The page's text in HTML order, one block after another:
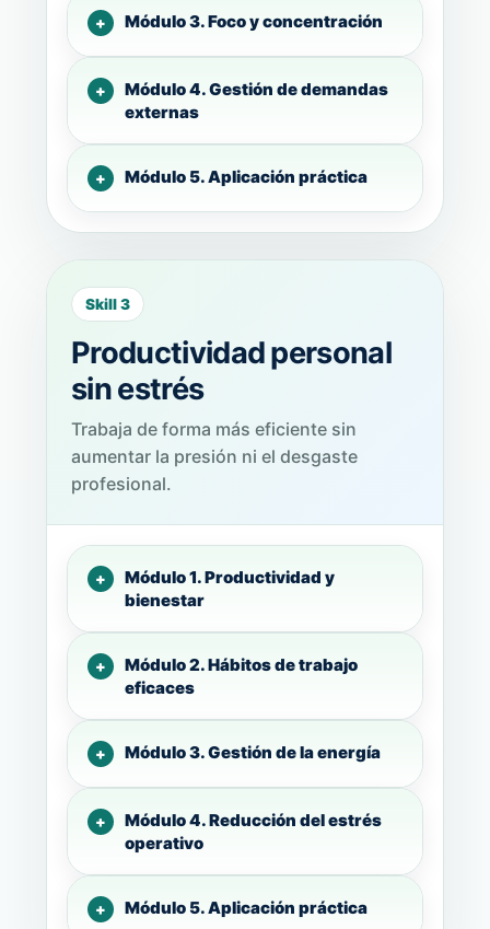
Módulo 3. Foco y concentración
Módulo 4. Gestión de demandas
externas
Módulo 5. Aplicación práctica
Skill 3
Productividad personal
sin estrés
Trabaja de forma más eficiente sin
aumentar la presión ni el desgaste
profesional.
Módulo 1. Productividad y
bienestar
Módulo 2. Hábitos de trabajo
eficaces
Módulo 3. Gestión de la energía
Módulo 4. Reducción del estrés
operativo
Módulo 5. Aplicación práctica